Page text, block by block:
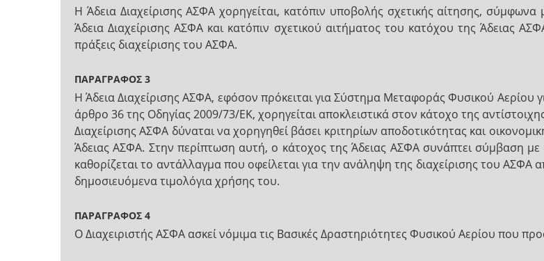
Η Άδεια Διαχείρισης ΑΣΦΑ χορηγείται, κατόπιν υποβολής σχετικής αίτησης,
Άδεια Διαχείρισης ΑΣΦΑ και κατόπιν σχετικού αιτήματος του κατόχου της Άδειας
πράξεις διαχείρισης του ΑΣΦΑ.
ΠΑΡΑΓΡΑΦΟΣ 3
Η Άδεια Διαχείρισης ΑΣΦΑ, εφόσον πρόκειται για Σύστημα Μεταφοράς Φυσικού Αερίου
άρθρο 36 της Οδηγίας 2009/73/ΕΚ, χορηγείται αποκλειστικά στον κάτοχο της
Διαχείρισης ΑΣΦΑ δύναται να χορηγηθεί βάσει κριτηρίων αποδοτικότητας και
Άδειας ΑΣΦΑ. Στην περίπτωση αυτή, ο κάτοχος της Άδειας ΑΣΦΑ συνάπτει σύμβαση με
καθορίζεται το αντάλλαγμα που οφείλεται για την ανάληψη της διαχείρισης του
δημοσιευόμενα τιμολόγια χρήσης του.
ΠΑΡΑΓΡΑΦΟΣ 4
Ο Διαχειριστής ΑΣΦΑ ασκεί νόμιμα τις Βασικές Δραστηριότητες Φυσικού Αερίου που